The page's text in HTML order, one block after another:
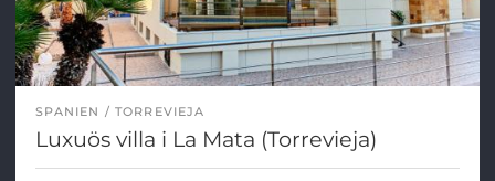
SPANIEN TORREVIEJA
Luxuös villa i La Mata (Torrevieja)